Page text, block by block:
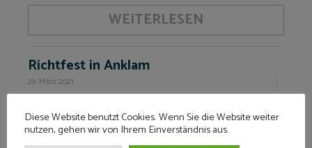
WEITERLESEN
Richtfest in Anklam
29. März 2021
Diese Website benutzt Cookies. Wenn Sie die Website weiter
nutzen, gehen wir von Ihrem Einverständnis aus.